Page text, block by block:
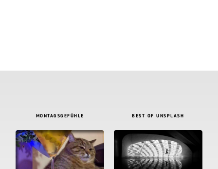
MONTAGSGEFÜHLE BEST OF UNSPLASH